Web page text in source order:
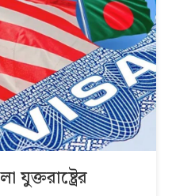
যুক্তরাষ্ট্রের